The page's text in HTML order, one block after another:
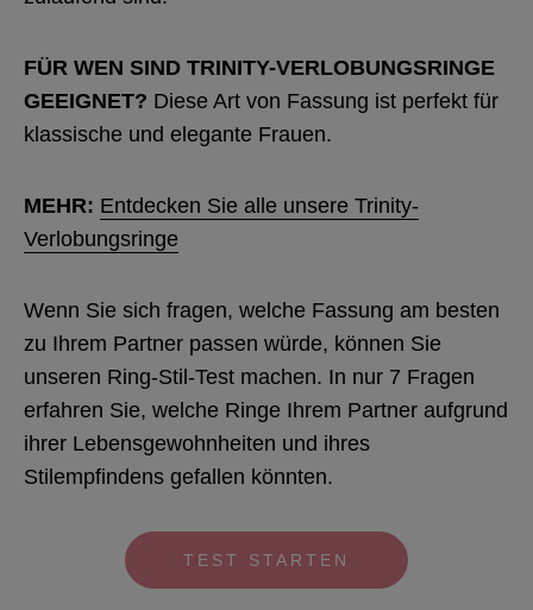
FÜR WEN SIND TRINITY-VERLOBUNGSRINGE
GEEIGNET? Diese Art von Fassung ist perfekt für
klassische und elegante Frauen.
MEHR: Entdecken Sie alle unsere Trinity-
Verlobungsringe
Wenn Sie sich fragen, welche Fassung am besten
zu Ihrem Partner passen würde, können Sie
unseren Ring-Stil-Test machen. In nur 7 Fragen
erfahren Sie, welche Ringe Ihrem Partner aufgrund
ihrer Lebensgewohnheiten und ihres
Stilempfindens gefallen könnten.
TEST STARTEN